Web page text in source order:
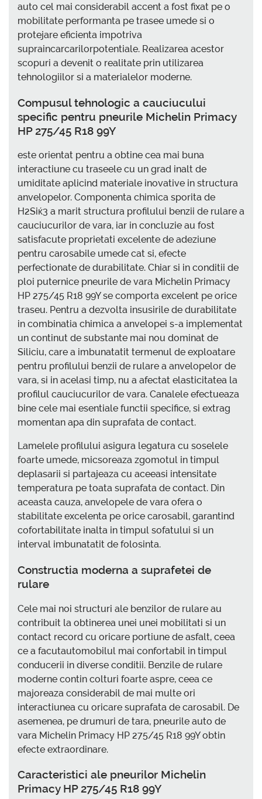
auto cel mai considerabil accent a fost fixat pe o
mobilitate performanta pe trasee umede si o
protejare eficienta impotriva
supraincarcarilorpotentiale. Realizarea acestor
scopuri a devenit o realitate prin utilizarea
tehnologiilor si a materialelor moderne.
Compusul tehnologic a cauciucului
specific pentru pneurile Michelin Primacy
HP 275/45 R18 99Y
este orientat pentru a obtine cea mai buna
interactiune cu traseele cu un grad inalt de
umiditate aplicind materiale inovative in structura
anvelopelor. Componenta chimica sporita de
H2Siќ3 a marit structura profilului benzii de rulare a
cauciucurilor de vara, iar in concluzie au fost
satisfacute proprietati excelente de adeziune
pentru carosabile umede cat si, efecte
perfectionate de durabilitate. Chiar si in conditii de
ploi puternice pneurile de vara Michelin Primacy
HP 275/45 R18 99Y se comporta excelent pe orice
traseu. Pentru a dezvolta insusirile de durabilitate
in combinatia chimica a anvelopei s-a implementat
un continut de substante mai nou dominat de
Siliciu, care a imbunatatit termenul de exploatare
pentru profilului benzii de rulare a anvelopelor de
vara, si in acelasi timp, nu a afectat elasticitatea la
profilul cauciucurilor de vara. Canalele efectueaza
bine cele mai esentiale functii specifice, si extrag
momentan apa din suprafata de contact.
Lamelele profilului asigura legatura cu soselele
foarte umede, micsoreaza zgomotul in timpul
deplasarii si partajeaza cu aceeasi intensitate
temperatura pe toata suprafata de contact. Din
aceasta cauza, anvelopele de vara ofera o
stabilitate excelenta pe orice carosabil, garantind
cofortabilitate inalta in timpul sofatului si un
interval imbunatatit de folosinta.
Constructia moderna a suprafetei de
rulare
Cele mai noi structuri ale benzilor de rulare au
contribuit la obtinerea unei unei mobilitati si un
contact record cu oricare portiune de asfalt, ceea
ce a facutautomobilul mai confortabil in timpul
conducerii in diverse conditii. Benzile de rulare
moderne contin colturi foarte aspre, ceea ce
majoreaza considerabil de mai multe ori
interactiunea cu oricare suprafata de carosabil. De
asemenea, pe drumuri de tara, pneurile auto de
vara Michelin Primacy HP 275/45 R18 99Y obtin
efecte extraordinare.
Caracteristici ale pneurilor Michelin
Primacy HP 275/45 R18 99Y